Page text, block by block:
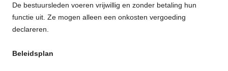
De bestuursleden voeren vrijwillig en zonder betaling hun
functie uit. Ze mogen alleen een onkosten vergoeding
declareren.
Beleidsplan